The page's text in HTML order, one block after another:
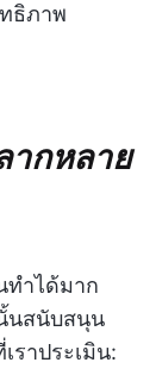
ธิภาพ
กหลาย
ทำได้มาก
นสนับสนุน
ราประเมิน: